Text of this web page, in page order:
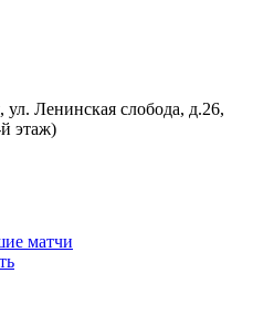
Ленинская слобода, д.26,
этаж)
матчи